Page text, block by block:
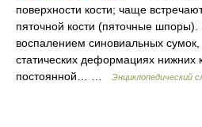
поверхности кости; чаще
пяточной кости (пяточные шпоры).
воспалением синовиальных сумок,
статических деформациях нижних
постоянной… …
Энциклопедический